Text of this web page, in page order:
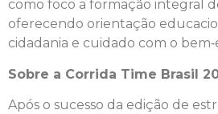
como foco a formação integral
oferecendo orientação
cidadania e cuidado com o
Sobre a Corrida Time Brasil
Após o sucesso da edição de